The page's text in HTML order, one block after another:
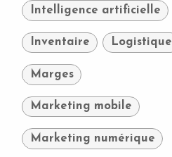
Intelligence artificielle
Inventaire Logistique
Marges
Marketing mobile
Marketing numérique